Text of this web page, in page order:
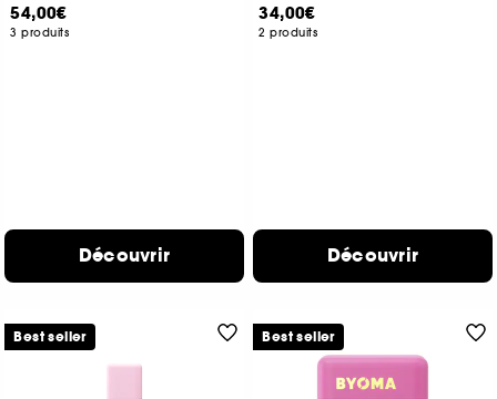
54,00€
3 produits
Découvrir
34,00€
2 produits
Découvrir
Best seller Best seller